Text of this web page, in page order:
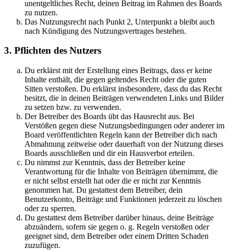
unentgeltliches Recht, deinen Beitrag im Rahmen des Boards
zu nutzen.
Das Nutzungsrecht nach Punkt 2, Unterpunkt a bleibt auch
nach Kündigung des Nutzungsvertrages bestehen.
3. Pflichten des Nutzers
Du erklärst mit der Erstellung eines Beitrags, dass er keine
Inhalte enthält, die gegen geltendes Recht oder die guten
Sitten verstoßen. Du erklärst insbesondere, dass du das Recht
besitzt, die in deinen Beiträgen verwendeten Links und Bilder
zu setzen bzw. zu verwenden.
Der Betreiber des Boards übt das Hausrecht aus. Bei
Verstößen gegen diese Nutzungsbedingungen oder anderer im
Board veröffentlichten Regeln kann der Betreiber dich nach
Abmahnung zeitweise oder dauerhaft von der Nutzung dieses
Boards ausschließen und dir ein Hausverbot erteilen.
Du nimmst zur Kenntnis, dass der Betreiber keine
Verantwortung für die Inhalte von Beiträgen übernimmt, die
er nicht selbst erstellt hat oder die er nicht zur Kenntnis
genommen hat. Du gestattest dem Betreiber, dein
Benutzerkonto, Beiträge und Funktionen jederzeit zu löschen
oder zu sperren.
Du gestattest dem Betreiber darüber hinaus, deine Beiträge
abzuändern, sofern sie gegen o. g. Regeln verstoßen oder
geeignet sind, dem Betreiber oder einem Dritten Schaden
zuzufügen.